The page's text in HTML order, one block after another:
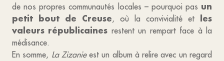
de nos propres communautés locales – pourquoi pas un
petit bout de Creuse, où la convivialité et
les
valeurs républicaines restent un rempart face à la
médisance.
En somme, La Zizanieest un album à relire avec un regard